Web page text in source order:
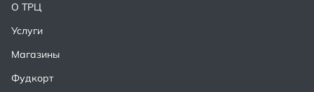
О ТРЦ
Услуги
Магазины
Фудкорт